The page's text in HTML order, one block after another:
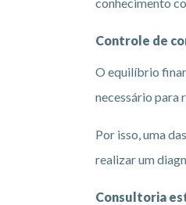
Controle de
O equilíbrio
necessário para
Por isso, uma
realizar um
Consultoria